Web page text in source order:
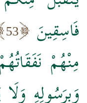
فَاسِقِينَ
53
مِنْهُمْ
وَبِرَسُولِهِ وَلَا